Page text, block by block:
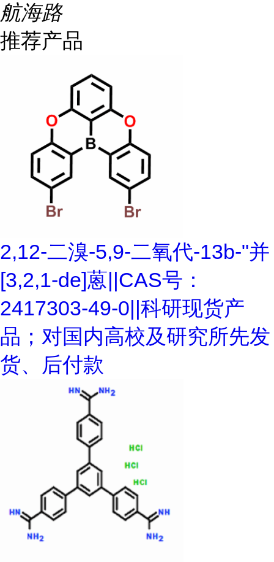
航海路
推荐产品
2,12-二溴-5,9-二氧代-13b-"并
[3,2,1-de]蒽||CAS号：
2417303-49-0||科研现货产
品；对国内高校及研究所先发
货、后付款